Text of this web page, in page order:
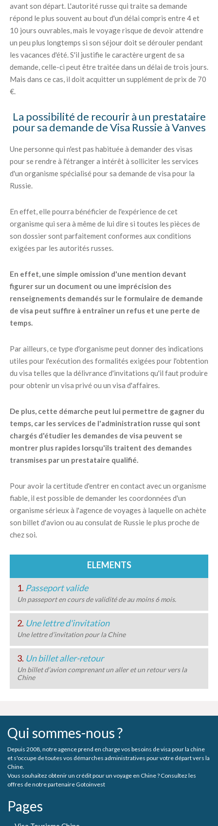
avant son départ. L'autorité russe qui traite sa demande
répond le plus souvent au bout d'un délai compris entre 4 et
10 jours ouvrables, mais le voyage risque de devoir attendre
un peu plus longtemps si son séjour doit se dérouler pendant
les vacances d'été. S'il justifie le caractère urgent de sa
demande, celle-ci peut être traitée dans un délai de trois jours.
Mais dans ce cas, il doit acquitter un supplément de prix de 70
€.
La possibilité de recourir à un prestataire
pour sa demande de Visa Russie à Vanves
Une personne qui n'est pas habituée à demander des visas
pour se rendre à l'étranger a intérêt à solliciter les services
d'un organisme spécialisé pour sa demande de visa pour la
Russie.
En effet, elle pourra bénéficier de l'expérience de cet
organisme qui sera à même de lui dire si toutes les pièces de
son dossier sont parfaitement conformes aux conditions
exigées par les autorités russes.
En effet, une simple omission d'une mention devant
figurer sur un document ou une imprécision des
renseignements demandés sur le formulaire de demande
de visa peut suffire à entraîner un refus et une perte de
temps.
Par ailleurs, ce type d'organisme peut donner des indications
utiles pour l'exécution des formalités exigées pour l'obtention
du visa telles que la délivrance d'invitations qu'il faut produire
pour obtenir un visa privé ou un visa d'affaires.
De plus, cette démarche peut lui permettre de gagner du
temps, car les services de l'administration russe qui sont
chargés d'étudier les demandes de visa peuvent se
montrer plus rapides lorsqu'ils traitent des demandes
transmises par un prestataire qualifié.
Pour avoir la certitude d'entrer en contact avec un organisme
fiable, il est possible de demander les coordonnées d'un
organisme sérieux à l'agence de voyages à laquelle on achète
son billet d'avion ou au consulat de Russie le plus proche de
chez soi.
ELEMENTS
1. Passeport valide
Un passeport en cours de validité de au moins 6 mois.
2. Une lettre d'invitation
Une lettre d’invitation pour la Chine
3. Un billet aller-retour
Un billet d’avion comprenant un aller et un retour vers la
Chine
Qui sommes-nous ?
Depuis 2008, notre agence prend en charge vos besoins de visa pour la chine
et s'occupe de toutes vos démarches administratives pour votre départ vers la
Chine.
Vous souhaitez obtenir un crédit pour un voyage en Chine ? Consultez les
offres de notre partenaire Gotoinvest
Pages